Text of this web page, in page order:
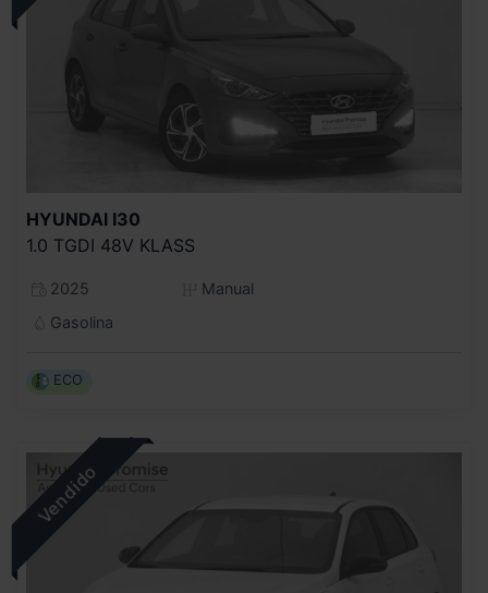
HYUNDAI I30
1.0 TGDI 48V KLASS
2025
Manual
Gasolina
ECO